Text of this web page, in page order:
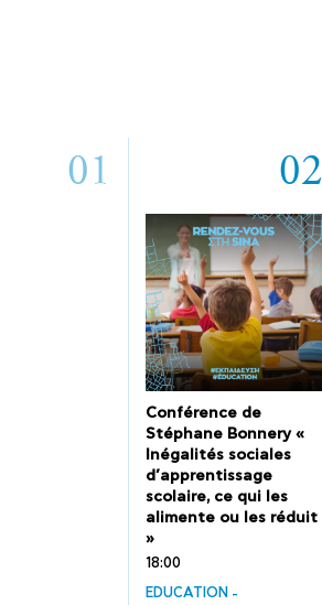
01 02
Conférence de
Stéphane Bonnery «
Inégalités sociales
d’apprentissage
scolaire, ce qui les
alimente ou les réduit
»
18:00
EDUCATION